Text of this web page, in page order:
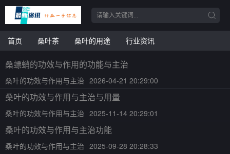
首页 桑叶茶 桑叶的用途 行业资讯
桑螵蛸的功效与作用的功能与主治
桑叶的功效与作用与主治 2026-04-21 20:29:00
桑叶的功效与作用与主治与用量
桑叶的功效与作用与主治 2025-11-14 20:29:01
桑叶的功效与作用与主治功能
桑叶的功效与作用与主治 2025-09-28 20:28:33